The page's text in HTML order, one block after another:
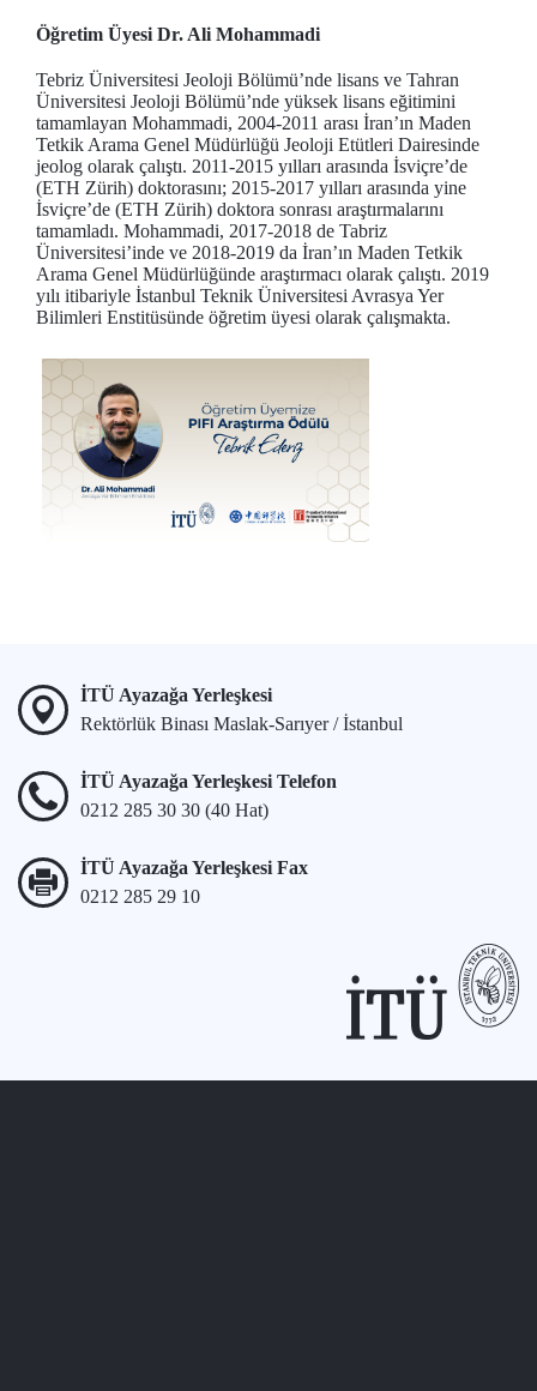
Öğretim Üyesi Dr. Ali Mohammadi
Tebriz Üniversitesi Jeoloji Bölümü’nde lisans ve Tahran
Üniversitesi Jeoloji Bölümü’nde yüksek lisans eğitimini
tamamlayan Mohammadi, 2004-2011 arası İran’ın Maden
Tetkik Arama Genel Müdürlüğü Jeoloji Etütleri Dairesinde
jeolog olarak çalıştı. 2011-2015 yılları arasında İsviçre’de
(ETH Zürih) doktorasını; 2015-2017 yılları arasında yine
İsviçre’de (ETH Zürih) doktora sonrası araştırmalarını
tamamladı. Mohammadi, 2017-2018 de Tabriz
Üniversitesi’inde ve 2018-2019 da İran’ın Maden Tetkik
Arama Genel Müdürlüğünde araştırmacı olarak çalıştı. 2019
yılı itibariyle İstanbul Teknik Üniversitesi Avrasya Yer
Bilimleri Enstitüsünde öğretim üyesi olarak çalışmakta.
İTÜ Ayazağa Yerleşkesi
Rektörlük Binası Maslak-Sarıyer / İstanbul
İTÜ Ayazağa Yerleşkesi Telefon
0212 285 30 30 (40 Hat)
İTÜ Ayazağa Yerleşkesi Fax
0212 285 29 10